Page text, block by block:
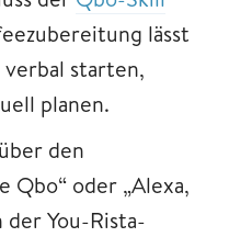
lässt
starten,
planen.
den
Qbo“ oder „Alexa,
der You-Rista-